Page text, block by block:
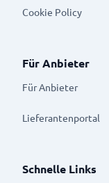
Cookie Policy
Für Anbieter
Für Anbieter
Lieferantenportal
Schnelle Links